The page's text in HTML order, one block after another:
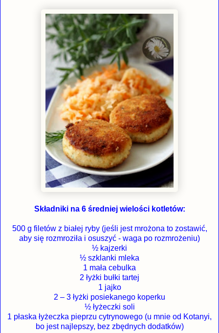
Składniki na 6 średniej wielości kotletów:
500 g filetów z białej ryby (jeśli jest mrożona to zostawić,
aby się rozmroziła i osuszyć - waga po rozmrożeniu)
½ kajzerki
½ szklanki mleka
1 mała cebulka
2 łyżki bułki tartej
1 jajko
2 – 3 łyżki posiekanego koperku
½ łyżeczki soli
1 płaska łyżeczka pieprzu cytrynowego (u mnie od Kotanyi,
bo jest najlepszy, bez zbędnych dodatków)